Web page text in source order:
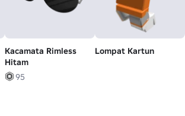
Kacamata Rimless
Hitam
95
Lompat Kartun